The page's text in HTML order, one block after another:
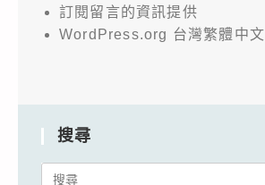
訂閱留言的資訊提供
WordPress.org 台灣繁體中文
搜尋
Search